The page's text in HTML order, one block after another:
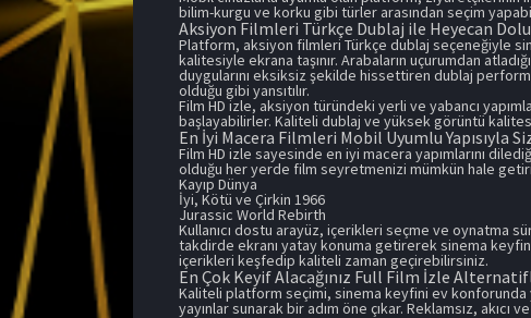
bilim-kurgu ve korku gibi türler arasından seçim
Aksiyon Filmleri Türkçe Dublaj ile Heyecan Dolu
Platform, aksiyon filmleri Türkçe dublaj seçeneğiyle
kalitesiyle ekrana taşınır. Arabaların uçurumdan
duygularını eksiksiz şekilde hissettiren dublaj
olduğu gibi yansıtılır.
Film HD izle, aksiyon türündeki yerli ve yabancı
başlayabilirler. Kaliteli dublaj ve yüksek görüntü
En İyi Macera Filmleri Mobil Uyumlu Yapısıyla
Film HD izle sayesinde en iyi macera yapımlarını
olduğu her yerde film seyretmenizi mümkün hale
Kayıp Dünya
İyi, Kötü ve Çirkin 1966
Jurassic World Rebirth
Kullanıcı dostu arayüz, içerikleri seçme ve oynatma
takdirde ekranı yatay konuma getirerek sinema
içerikleri keşfedip kaliteli zaman geçirebilirsiniz.
En Çok Keyif Alacağınız Full Film İzle
Kaliteli platform seçimi, sinema keyfini ev
yayınlar sunarak bir adım öne çıkar. Reklamsız,